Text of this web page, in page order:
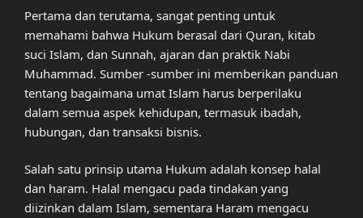
Pertama dan terutama, sangat penting untuk
memahami bahwa Hukum berasal dari Quran, kitab
suci Islam, dan Sunnah, ajaran dan praktik Nabi
Muhammad. Sumber -sumber ini memberikan panduan
tentang bagaimana umat Islam harus berperilaku
dalam semua aspek kehidupan, termasuk ibadah,
hubungan, dan transaksi bisnis.
Salah satu prinsip utama Hukum adalah konsep halal
dan haram. Halal mengacu pada tindakan yang
diizinkan dalam Islam, sementara Haram mengacu